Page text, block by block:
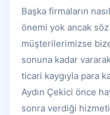
Başka firmaların
önemi yok ancak
müşterilerimizse
sonuna kadar
ticari kaygıyla para
Aydın Çekici önce
sonra verdiği